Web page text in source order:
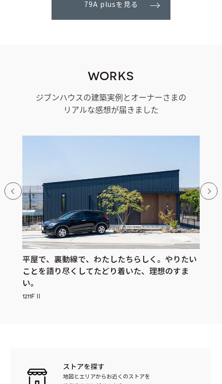
79A plusを見る
WORKS
ジブンハウスの建築実例とオーナーさまの
リアルな感想が届きました
平屋で、裏動線で、わたしたちらしく。やりたい
ことを語り尽くしてたどり着いた、理想のすま
い。
1211FⅡ
ストアを探す
地図とエリアからお近くのストアを